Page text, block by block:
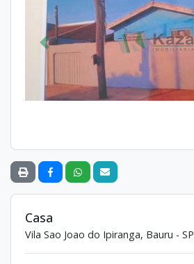
Anterior
Casa
Vila Sao Joao do Ipiranga, Bauru - SP